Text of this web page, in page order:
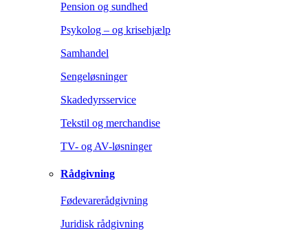
Pension og sundhed
Psykolog – og krisehjælp
Samhandel
Sengeløsninger
Skadedyrsservice
Tekstil og merchandise
TV- og AV-løsninger
Rådgivning
Fødevarerådgivning
Juridisk rådgivning